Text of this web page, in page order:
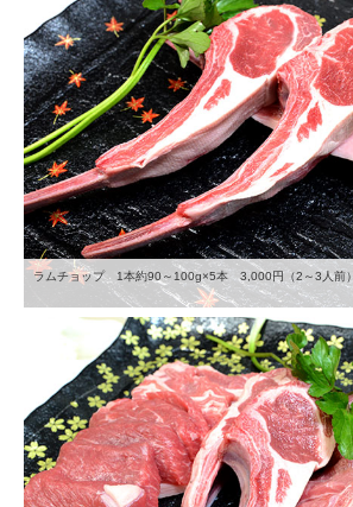
ラムチョップ 1本約90～100g×5本 3,000円（2～3人前）